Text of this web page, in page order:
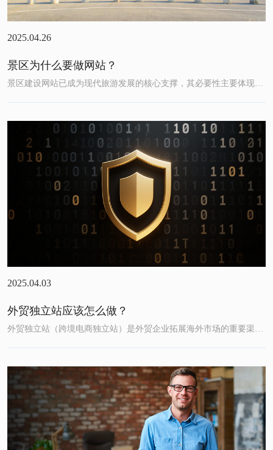
2025.04.26
景区为什么要做网站？
景区建设网站已成为现代旅游发展的核心支撑，其必要性主要体现在以下六大维度：‌一、品牌塑造与形象传播‌‌权威信息展示‌通过...
2025.04.03
外贸独立站应该怎么做？